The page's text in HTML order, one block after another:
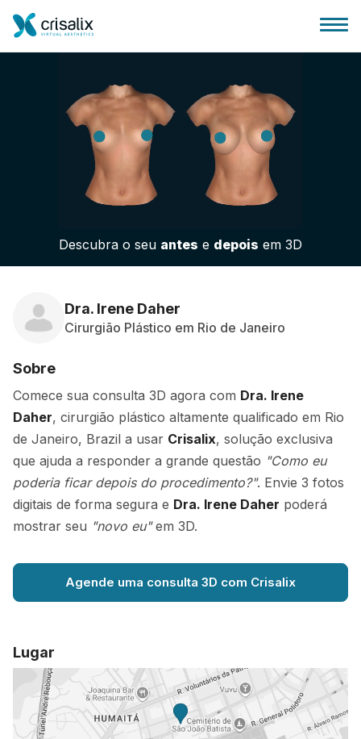
Página inicial para cirurgiões
Plataforma 3D de business
Planos
Avaliações dos pacientes
Descubra o seu antes e depois em 3D
Dra. Irene Daher
Cirurgião Plástico em Rio de Janeiro
Sobre
Comece sua consulta 3D agora com Dra. Irene
Daher, cirurgião plástico altamente qualificado em Rio
de Janeiro, Brazil a usar Crisalix, solução exclusiva
que ajuda a responder a grande questão "Como eu
poderia ficar depois do procedimento?". Envie 3 fotos
digitais de forma segura e Dra. Irene Daher poderá
mostrar seu "novo eu"em 3D.
Agende uma consulta 3D com Crisalix
Lugar